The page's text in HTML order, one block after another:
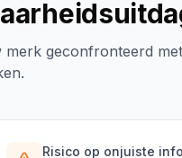
geconfronteerd
Risico op onjuiste